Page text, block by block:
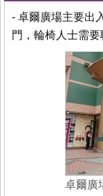
- 卓爾廣場主要出
門，輪椅人士需要
卓爾廣